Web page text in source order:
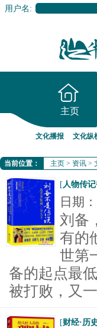
用户名:
主页
文化播报 文化纵
当前位置： 主页 > 资讯 >
[ 人物传
日期：
刘备
有的
世第
备的起点最
被打败，又
[财经·历